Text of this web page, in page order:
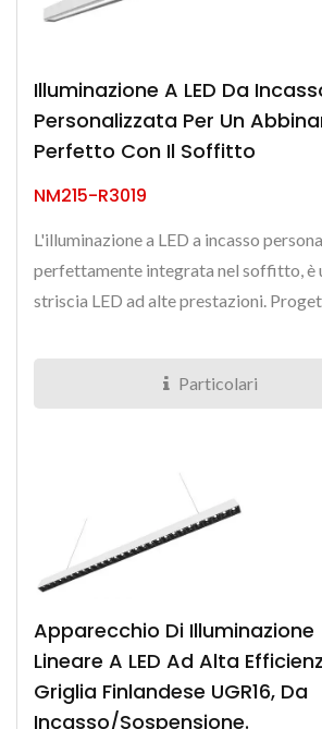
Illuminazione A LED Da
Personalizzata Per Un
Perfetto Con Il Soffitto
NM215-R3019
L'illuminazione a LED a incasso
perfettamente integrata nel soffitto, è
striscia LED ad alte prestazioni.
Particolari
Apparecchio Di Illuminazione
Lineare A LED Ad Alta
Griglia Finlandese UGR16, Da
Incasso/sospensione.